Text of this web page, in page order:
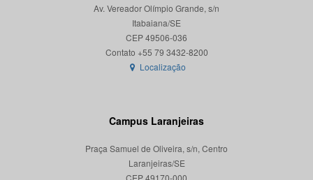
Av. Vereador Olímpio Grande, s/n
Itabaiana/SE
CEP 49506-036
Localização
Campus Laranjeiras
Praça Samuel de Oliveira, s/n, Centro
Laranjeiras/SE
CEP 49170-000